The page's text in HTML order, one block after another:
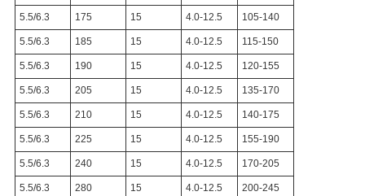
5.5/6.3 175 15 4.0-12.5 105-140
5.5/6.3 185 15 4.0-12.5 115-150
5.5/6.3 190 15 4.0-12.5 120-155
5.5/6.3 205 15 4.0-12.5 135-170
5.5/6.3 210 15 4.0-12.5 140-175
5.5/6.3 225 15 4.0-12.5 155-190
5.5/6.3 240 15 4.0-12.5 170-205
5.5/6.3 280 15 4.0-12.5 200-245